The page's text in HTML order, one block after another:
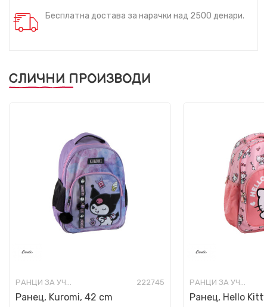
Бесплатна достава за нарачки над 2500 денари.
СЛИЧНИ ПРОИЗВОДИ
РАНЦИ ЗА УЧИЛИШТЕ 222745
Ранец, Kuromi, 42 cm
РАНЦИ ЗА УЧИЛИШТЕ
Ранец, Hello